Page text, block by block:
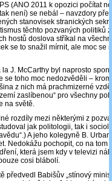
(ANO 2011 k opozici počítat
není) se nebál – navzdory
stanovisek stranických
těchto pozvaných politiků
hostů doslova stříkal na
se to snažil mírnit, ale moc se
J. McCarthy byl naprosto
se toho moc nedozvěděli ‒
z nich má prachmizerné
zaslíbenou“ pro všechny
na světě.
rozdíly mezi některými z
jak politologii, tak i
A jeho kolegyně B.
Nedokážu pochopit, co na tom
která jsem kdy v televizi
cosi blábolí.
předvedl Babišův „stínový